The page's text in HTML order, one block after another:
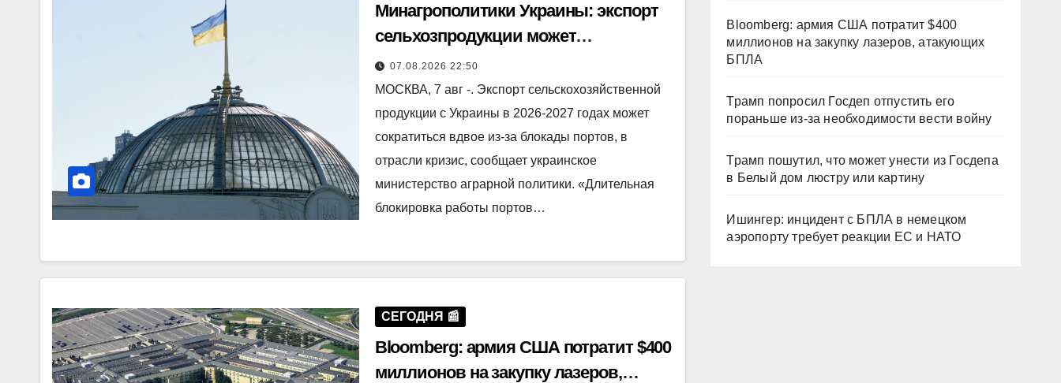
Минагрополитики Украины: экспорт
сельхозпродукции может
сократиться вдвое
07.08.2026 22:50
МОСКВА, 7 авг -. Экспорт сельскохозяйственной
продукции с Украины в 2026-2027 годах может
сократиться вдвое из-за блокады портов, в
отрасли кризис, сообщает украинское
министерство аграрной политики. «Длительная
блокировка работы портов…
СЕГОДНЯ 📰
Bloomberg: армия США потратит $400
миллионов на закупку лазеров,
Bloomberg: армия США потратит $400
миллионов на закупку лазеров, атакующих
БПЛА
Трамп попросил Госдеп отпустить его
пораньше из-за необходимости вести войну
Трамп пошутил, что может унести из Госдепа
в Белый дом люстру или картину
Ишингер: инцидент с БПЛА в немецком
аэропорту требует реакции ЕС и НАТО